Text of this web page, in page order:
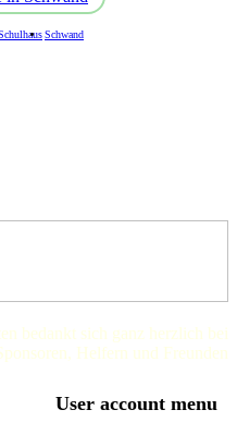
Schwand
bedankt sich ganz herzlich bei
Helfern und Freunden
User account menu